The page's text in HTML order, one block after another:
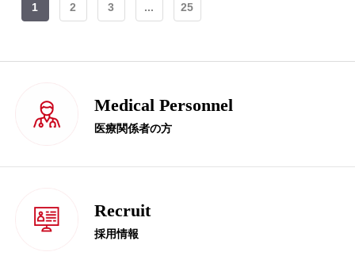
1 2 3 ... 25
Medical Personnel
医療関係者の方
Recruit
採用情報